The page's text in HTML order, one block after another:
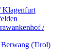
/
(Tirol)